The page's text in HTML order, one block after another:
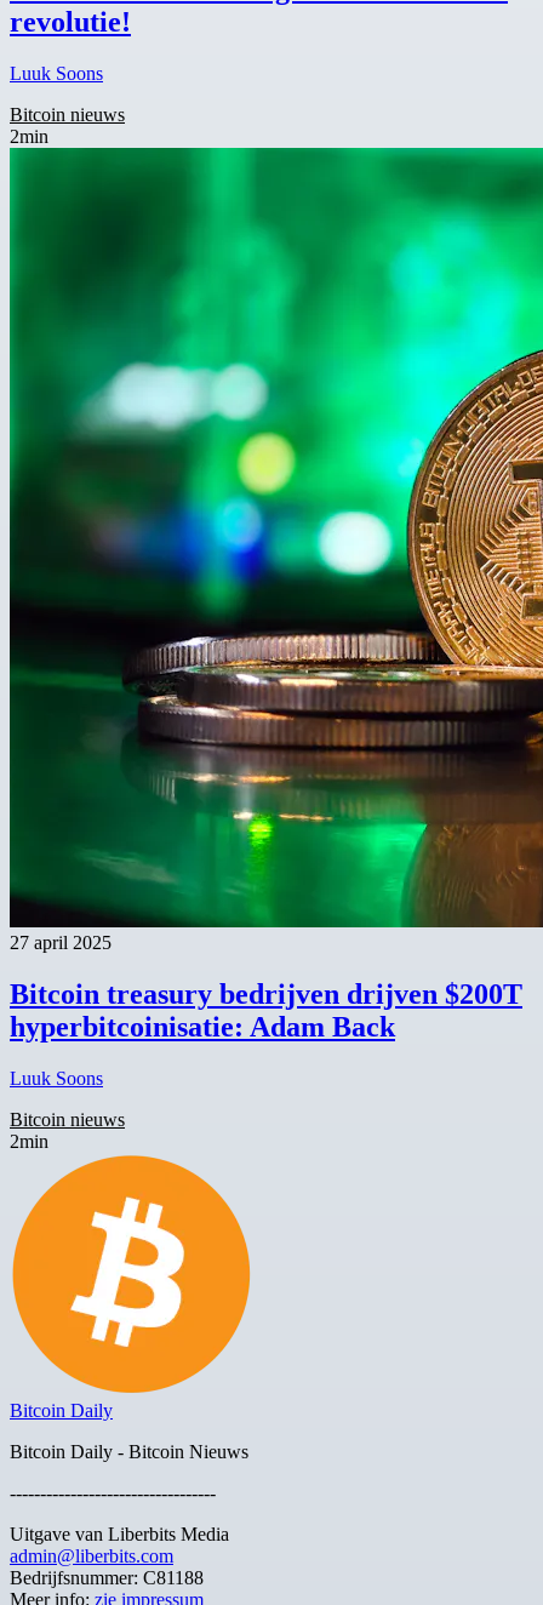
revolutie!
Luuk Soons
Bitcoin nieuws
2min
27 april 2025
Bitcoin treasury bedrijven drijven $200T
hyperbitcoinisatie: Adam Back
Luuk Soons
Bitcoin nieuws
2min
Bitcoin Daily
Bitcoin Daily - Bitcoin Nieuws
----------------------------------
Uitgave van Liberbits Media
admin@liberbits.com
Bedrijfsnummer: C81188
Meer info: zie impressum